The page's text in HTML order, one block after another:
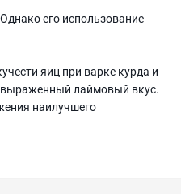
его использование
яиц при варке курда и
выраженный лаймовый вкус.
наилучшего